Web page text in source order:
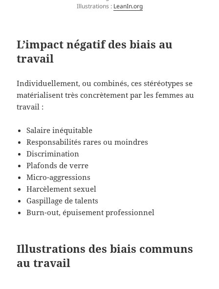
Illustrations : LeanIn.org
L’impact négatif des biais au
travail
Individuellement, ou combinés, ces stéréotypes se
matérialisent très concrètement par les femmes au
travail :
Salaire inéquitable
Responsabilités rares ou moindres
Discrimination
Plafonds de verre
Micro-aggressions
Harcèlement sexuel
Gaspillage de talents
Burn-out, épuisement professionnel
Illustrations des biais communs
au travail